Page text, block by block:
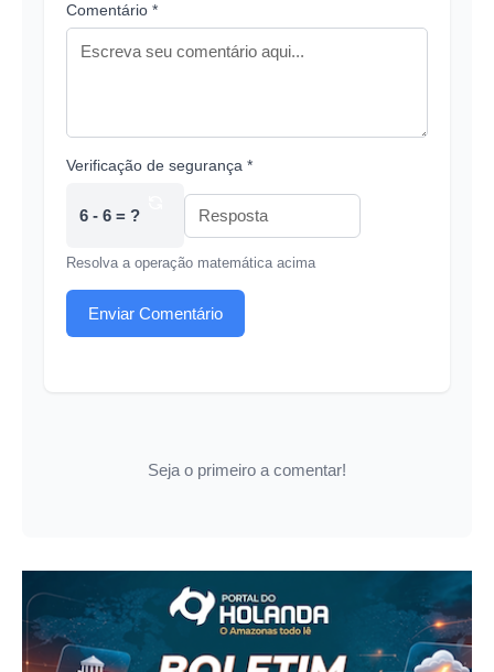
Comentário *
Verificação de segurança *
6 - 6 = ?
Resolva a operação matemática acima
Enviar Comentário
Seja o primeiro a comentar!